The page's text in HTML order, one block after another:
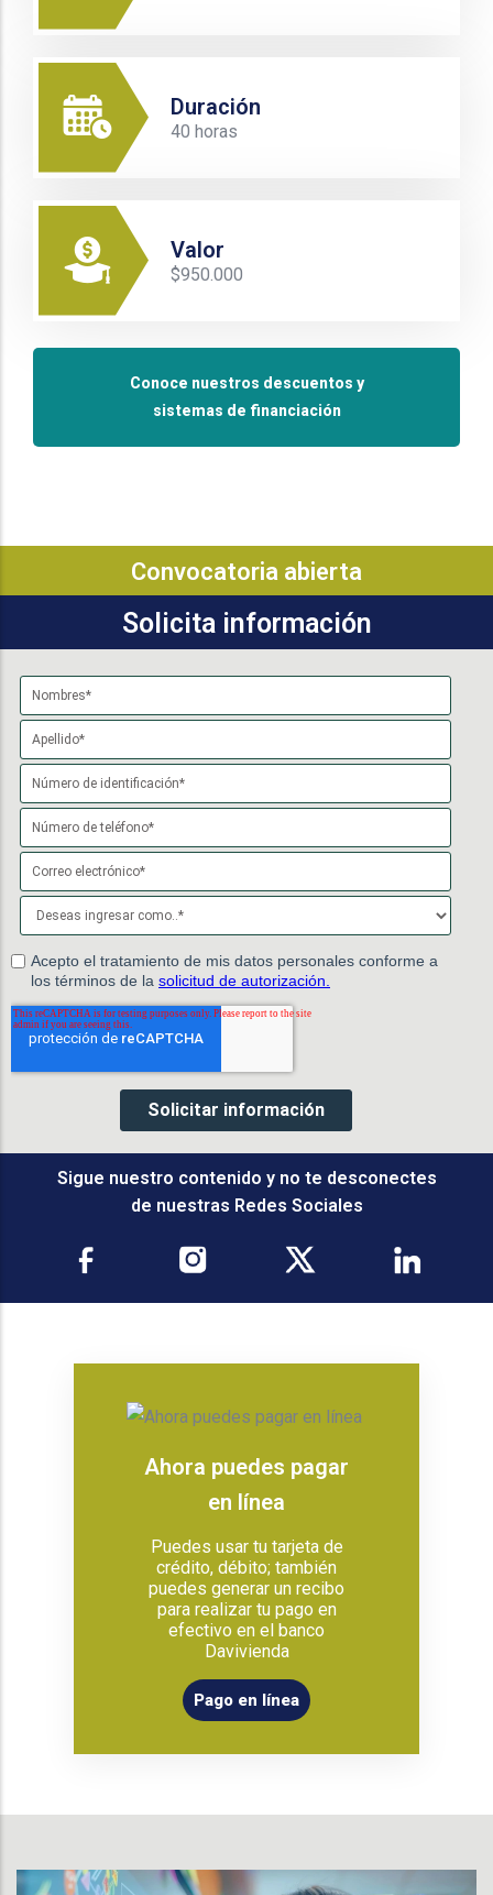
Duración
40 horas
Valor
$950.000
Conoce nuestros descuentos y
sistemas de financiación
Convocatoria abierta
Solicita información
Sigue nuestro contenido y no te desconectes
de nuestras Redes Sociales
Ahora puedes pagar
en línea
Puedes usar tu tarjeta de
crédito, débito; también
puedes generar un recibo
para realizar tu pago en
efectivo en el banco
Davivienda
Pago en línea